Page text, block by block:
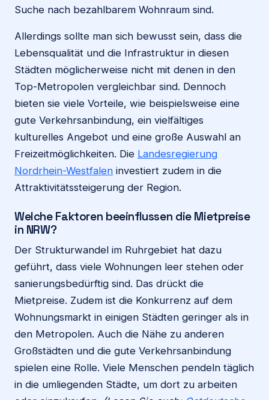
Suche nach bezahlbarem Wohnraum sind.
Allerdings sollte man sich bewusst sein, dass die
Lebensqualität und die Infrastruktur in diesen
Städten möglicherweise nicht mit denen in den
Top-Metropolen vergleichbar sind. Dennoch
bieten sie viele Vorteile, wie beispielsweise eine
gute Verkehrsanbindung, ein vielfältiges
kulturelles Angebot und eine große Auswahl an
Freizeitmöglichkeiten. Die Landesregierung
Nordrhein-Westfalen investiert zudem in die
Attraktivitätssteigerung der Region.
Welche Faktoren beeinflussen die Mietpreise
in NRW?
Der Strukturwandel im Ruhrgebiet hat dazu
geführt, dass viele Wohnungen leer stehen oder
sanierungsbedürftig sind. Das drückt die
Mietpreise. Zudem ist die Konkurrenz auf dem
Wohnungsmarkt in einigen Städten geringer als in
den Metropolen. Auch die Nähe zu anderen
Großstädten und die gute Verkehrsanbindung
spielen eine Rolle. Viele Menschen pendeln täglich
in die umliegenden Städte, um dort zu arbeiten